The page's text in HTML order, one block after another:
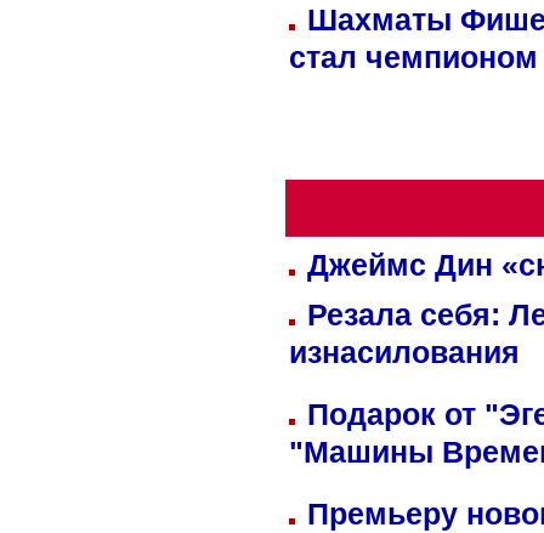
Шахматы
стал
Джеймс Дин
Резала себя:
изнасилования
Подарок от
"Машины
Премьеру